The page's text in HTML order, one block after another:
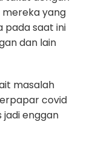
yang
pada saat ini
dan lain
masalah
covid
enggan